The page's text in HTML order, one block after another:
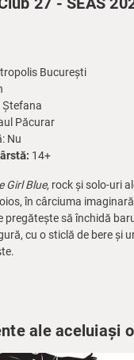
București
Ștefana
Păcurar
Nu
14+
Girl Blue, rock și solo-uri
în cârciuma
pregătește să închidă
cu o sticlă de bere și
în cârciumă intră Arti,
Dunării, când viața era
ale aceluiași